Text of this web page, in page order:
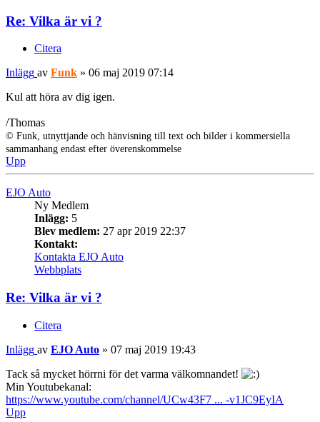
Re: Vilka är vi ?
Citera
Inlägg av Funk » 06 maj 2019 07:14
Kul att höra av dig igen.
/Thomas
© Funk, utnyttjande och hänvisning till text och bilder i kommersiella
sammanhang endast efter överenskommelse
Upp
EJO Auto
Ny Medlem
Inlägg: 5
Blev medlem: 27 apr 2019 22:37
Kontakt:
Kontakta EJO Auto
Webbplats
Re: Vilka är vi ?
Citera
Inlägg av EJO Auto » 07 maj 2019 19:43
Tack så mycket hörrni för det varma välkomnandet!
Min Youtubekanal:
https://www.youtube.com/channel/UCw43F7 ... -v1JC9EyIA
Upp